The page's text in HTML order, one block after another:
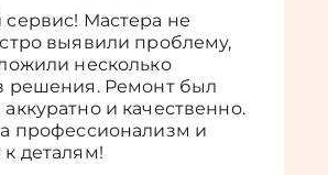
Мастера не
выявили проблему,
несколько
решения. Ремонт был
и качественно.
профессионализм и
деталям!